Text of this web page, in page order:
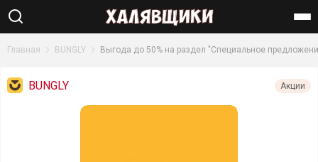
Найти
Главная BUNGLY Выгода до 50% на раздел "Специальное
BUNGLY Акции